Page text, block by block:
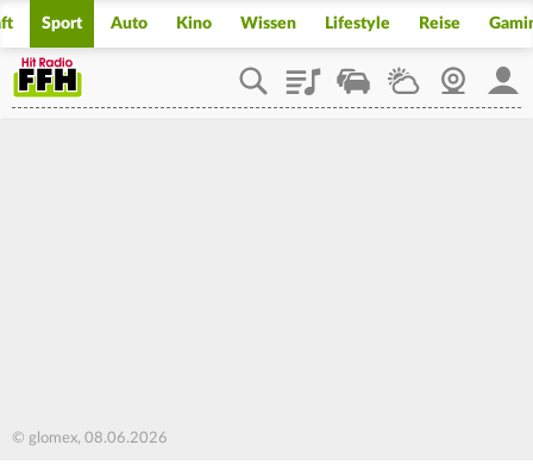
Sport Auto Kino Wissen Lifestyle Reise
PlaylistStaupilotWetterWebcam
© glomex, 08.06.2026